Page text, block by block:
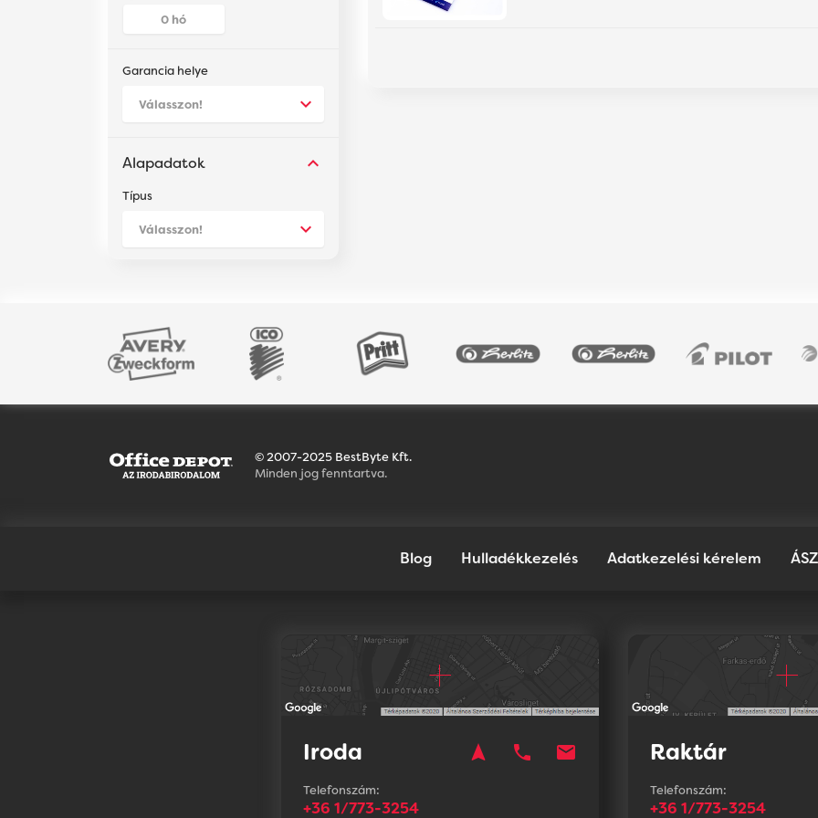
Okos otthon, világítástechnika
Garancia helye
Alapadatok
Típus
© 2007-2025 BestByte Kft.
Minden jog fenntartva.
Blog Hulladékkezelés Adatkezelési kérelem
Iroda navigation phone mail
Telefonszám:
+36 1/773-3254
Raktár
Telefonszám:
+36 1/773-3254